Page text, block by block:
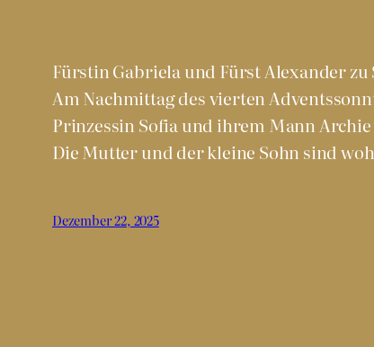
Fürstin Gabriela und Fürst Alexander
Am Nachmittag des vierten
Prinzessin Sofia und ihrem Mann
Die Mutter und der kleine Sohn sind
Dezember 22, 2025